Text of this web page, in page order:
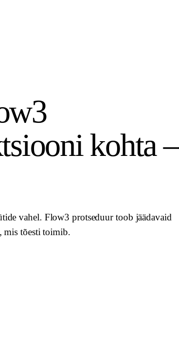
kohta –
vahel. Flow3 protseduur toob jäädavaid
mis tõesti toimib.